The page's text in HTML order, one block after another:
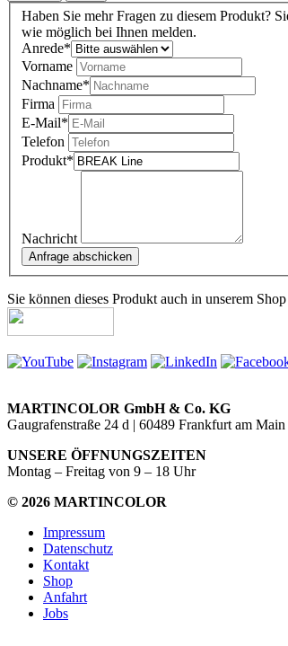
Haben Sie mehr Fragen zu diesem Produkt?
wie möglich bei Ihnen melden.
Anrede*
Vorname
Nachname*
Firma
E-Mail*
Telefon
Produkt*
Nachricht
Sie können dieses Produkt auch in unserem
MARTINCOLOR GmbH & Co. KG
Gaugrafenstraße 24 d | 60489 Frankfurt am Main |
UNSERE ÖFFNUNGSZEITEN
Montag – Freitag von 9 – 18 Uhr
© 2026 MARTINCOLOR
Impressum
Datenschutz
Kontakt
Shop
Anfahrt
Jobs